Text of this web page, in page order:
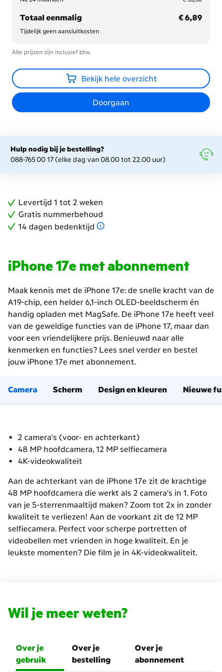
Totaal eenmalig € 6,89
€ 6,89
Tijdelijk geen aansluitkosten
Alle prijzen zijn inclusief btw.
Bekijk hele overzicht
Doorgaan
Hulp nodig bij je bestelling?
088-765 00 17 (elke dag van 08.00 tot 22.00 uur)
Levertijd 1 tot 2 weken
Gratis nummerbehoud
14 dagen bedenktijd
iPhone 17e met abonnement
Maak kennis met de iPhone 17e: de snelle kracht van de
A19‑chip, een helder 6,1‑inch OLED‑beeldscherm én
handig opladen met MagSafe. De iPhone 17e heeft veel
van de geweldige functies van de iPhone 17, maar dan
voor een vriendelijkere prijs. Benieuwd naar alle
kenmerken en functies? Lees snel verder en bestel
jouw iPhone 17e met abonnement.
Camera Scherm Design en kleuren Nieuwe
2 camera's (voor- en achterkant)
48 MP hoofdcamera, 12 MP selfiecamera
4K-videokwaliteit
Aan de achterkant van de iPhone 17e zit de krachtige
48 MP hoofdcamera die werkt als 2 camera’s in 1. Foto
van je 5-sterrenmaaltijd maken? Zoom tot 2x in zonder
kwaliteit te verliezen! Aan de voorkant zit de 12 MP
selfiecamera. Perfect voor scherpe portretten of
videobellen met vrienden in hoge kwaliteit. En je
leukste momenten? Die film je in 4K-videokwaliteit.
Wil je meer weten?
Over je
gebruik
Over je
bestelling
Over je
abonnement